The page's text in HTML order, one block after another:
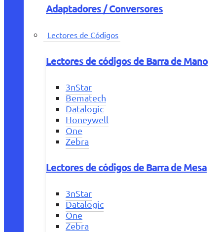
Adaptadores / Conversores
Lectores de Códigos
Lectores de códigos de Barra de Mano
3nStar
Bematech
Datalogic
Honeywell
One
Zebra
Lectores de códigos de Barra de Mesa
3nStar
Datalogic
One
Zebra